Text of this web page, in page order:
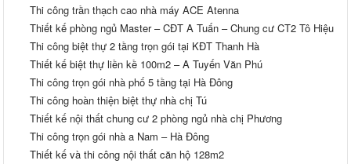
Thi công trần thạch cao nhà máy ACE Atenna
Thiết kế phòng ngủ Master – CĐT A Tuấn – Chung cư CT2 Tô Hiệu
Thi công biệt thự 2 tầng trọn gói tại KĐT Thanh Hà
Thiết kế biệt thự liền kề 100m2 – A Tuyến Văn Phú
Thi công trọn gói nhà phố 5 tầng tại Hà Đông
Thi công hoàn thiện biệt thự nhà chị Tú
Thiết kế nội thất chung cư 2 phòng ngủ nhà chị Phương
Thi công trọn gói nhà a Nam – Hà Đông
Thiết kế và thi công nội thất căn hộ 128m2
Tôi được người quen giới thiệu đến văn phòng Kiến trúc jono để thi
công nội thất căn hộ 54m2. Về tiến độ và chất lượng rất đảm bảo.
Đến nay tôi đã vào ở và cảm thấy rất hài lòng.
C Hải
Mỹ Đình
Kiến trúc Jono làm việc rất có trách nhiệm. Mình rất hài lòng